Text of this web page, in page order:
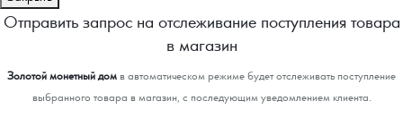
Отправить запрос на отслеживание поступления товара
в магазин
Золотой монетный домв автоматическом режиме будет отслеживать поступление
выбранного товара в магазин, с последующим уведомлением клиента.